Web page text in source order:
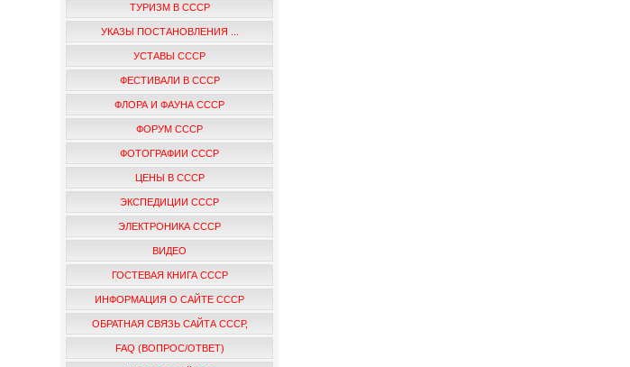
ТУРИЗМ В СССР
УКАЗЫ ПОСТАНОВЛЕНИЯ ...
УСТАВЫ СССР
ФЕСТИВАЛИ В СССР
ФЛОРА И ФАУНА СССР
ФОРУМ СССР
ФОТОГРАФИИ СССР
ЦЕНЫ В СССР
ЭКСПЕДИЦИИ СССР
ЭЛЕКТРОНИКА СССР
ВИДЕО
ГОСТЕВАЯ КНИГА СССР
ИНФОРМАЦИЯ О САЙТЕ СССР
ОБРАТНАЯ СВЯЗЬ САЙТА СССР,
FAQ (ВОПРОС/ОТВЕТ)